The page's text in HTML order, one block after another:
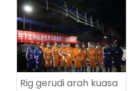
lingkaran tinggi
ZDY2800LG
Rig gerudi arah kuasa